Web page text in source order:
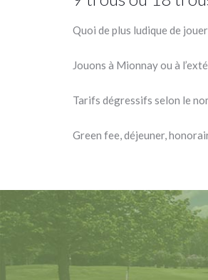
Quoi de plus ludique de
Jouons à Mionnay ou à
Tarifs dégressifs selon le
Green fee, déjeuner,